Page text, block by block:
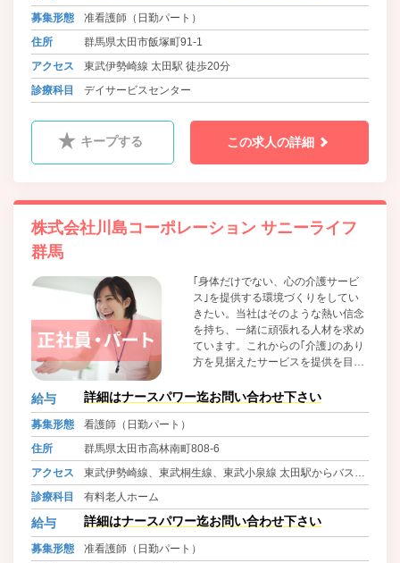
募集形態
准看護師（日勤パート）
住所
群馬県太田市飯塚町91-1
アクセス
東武伊勢崎線 太田駅 徒歩20分
診療科目
デイサービスセンター
キープする この求人の詳細
株式会社川島コーポレーション サニーライフ
群馬
｢身体だけでない、心の介護サービ
ス｣を提供する環境づくりをしてい
きたい。当社はそのような熱い信念
を持ち、一緒に頑張れる人材を求め
ています。これからの｢介護｣のあり
方を見据えたサービスを提供を目指
り良い発展に熱意あるスタッフを心
から歓迎いたします。
給与 詳細はナースパワー迄お問い合わせ下さい
募集形態
看護師（日勤パート）
住所
群馬県太田市高林南町808-6
アクセス
東武伊勢崎線、東武桐生線、東武小泉線 太田駅からバスで
10分 徒歩10分
診療科目 有料老人ホーム
給与 詳細はナースパワー迄お問い合わせ下さい
募集形態
准看護師（日勤パート）